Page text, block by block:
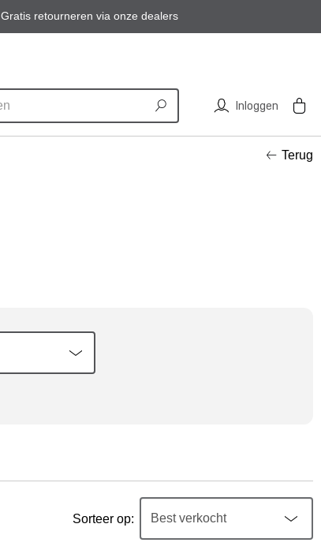
Gratis retourneren via onze dealers
Inloggen
Terug
Sorteer op: